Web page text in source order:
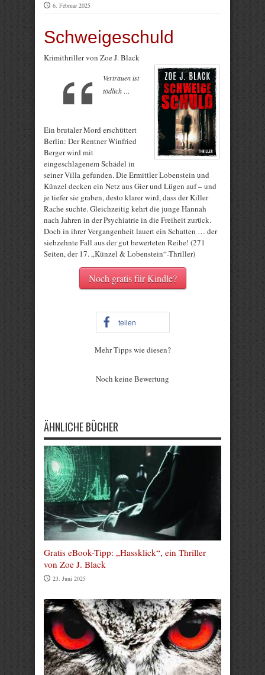
6. Februar 2025
Schweigeschuld
Krimithriller von Zoe J. Black
Vertrauen ist
tödlich …
Ein brutaler Mord erschüttert
Berlin: Der Rentner Winfried
Berger wird mit
eingeschlagenem Schädel in
seiner Villa gefunden. Die Ermittler Lobenstein und
Künzel decken ein Netz aus Gier und Lügen auf – und
je tiefer sie graben, desto klarer wird, dass der Killer
Rache suchte. Gleichzeitig kehrt die junge Hannah
nach Jahren in der Psychiatrie in die Freiheit zurück.
Doch in ihrer Vergangenheit lauert ein Schatten … der
siebzehnte Fall aus der gut bewerteten Reihe! (271
Seiten, der 17. „Künzel & Lobenstein“-Thriller)
Noch gratis für Kindle?
teilen
Mehr Tipps wie diesen?
Noch keine Bewertung
ÄHNLICHE BÜCHER
Gratis eBook-Tipp: „Hassklick“, ein Thriller
von Zoe J. Black
23. Juni 2025